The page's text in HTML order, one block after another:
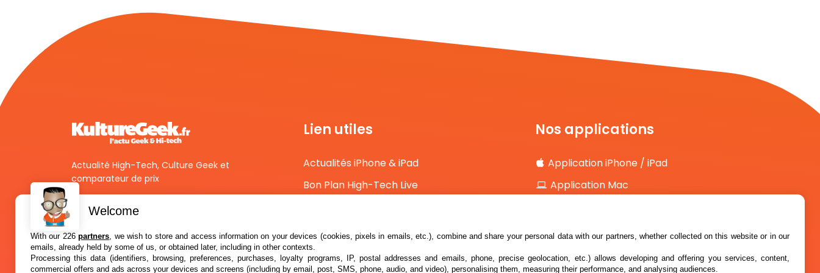
Actualité High-Tech, Culture Geek et
comparateur de prix
Lien utiles
Actualités iPhone & iPad
Bon Plan High-Tech Live
Nos applications
Application iPhone / iPad
Application Mac
Welcome
With our 226partners, we wish to store and access information on your devices (cookies, pixels in emails, etc.), combine and share your personal data with our partners, whether collected on this website or in our
emails, already held by some of us, or obtained later, including in other contexts.
Processing this data (identifiers, browsing, preferences, purchases, loyalty programs, IP, postal addresses and emails, phone, precise geolocation, etc.) allows developing and offering you services, content,
commercial offers and ads across your devices and screens (including by email, post, SMS, phone, audio, and video), personalising them, measuring their performance, and analysing audiences.